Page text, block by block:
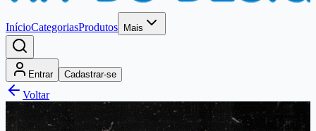
InícioCategoriasProdutos Mais
Entrar Cadastrar-se
Voltar